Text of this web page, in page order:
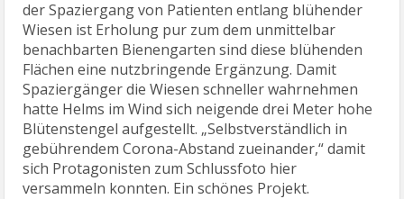
der Spaziergang von Patienten entlang blühender
Wiesen ist Erholung pur zum dem unmittelbar
benachbarten Bienengarten sind diese blühenden
Flächen eine nutzbringende Ergänzung. Damit
Spaziergänger die Wiesen schneller wahrnehmen
hatte Helms im Wind sich neigende drei Meter hohe
Blütenstengel aufgestellt. „Selbstverständlich in
gebührendem Corona-Abstand zueinander,“ damit
sich Protagonisten zum Schlussfoto hier
versammeln konnten. Ein schönes Projekt.